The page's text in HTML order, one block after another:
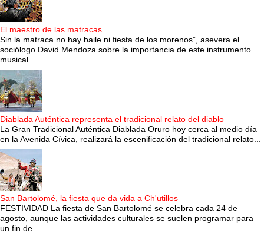
El maestro de las matracas
Sin la matraca no hay baile ni fiesta de los morenos”, asevera el
sociólogo David Mendoza sobre la importancia de este instrumento
musical...
Diablada Auténtica representa el tradicional relato del diablo
La Gran Tradicional Auténtica Diablada Oruro hoy cerca al medio día
en la Avenida Cívica, realizará la escenificación del tradicional relato...
San Bartolomé, la fiesta que da vida a Ch'utillos
FESTIVIDAD La fiesta de San Bartolomé se celebra cada 24 de
agosto, aunque las actividades culturales se suelen programar para
un fin de ...